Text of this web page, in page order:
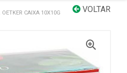
VOLTAR
CAIXA 10X10G